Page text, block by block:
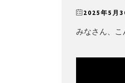
2025年5月
みなさん、